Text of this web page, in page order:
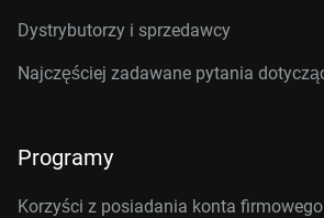
Dystrybutorzy i sprzedawcy
Najczęściej zadawane pytania
Programy
Korzyści z posiadania konta firmowego